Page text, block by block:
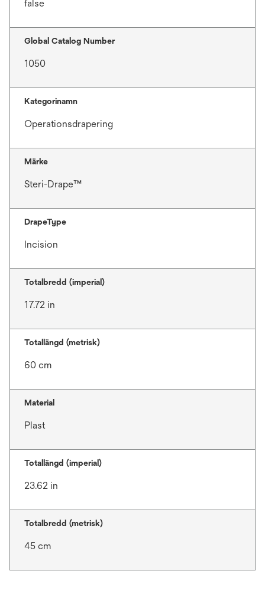
false
Global Catalog Number
1050
Kategorinamn
Operationsdrapering
Märke
Steri-Drape™
DrapeType
Incision
Totalbredd (imperial)
17.72 in
Totallängd (metrisk)
60 cm
Material
Plast
Totallängd (imperial)
23.62 in
Totalbredd (metrisk)
45 cm